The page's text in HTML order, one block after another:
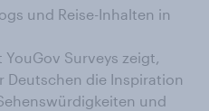
und Reise-Inhalten in
Surveys zeigt,
Deutschen die Inspiration
und